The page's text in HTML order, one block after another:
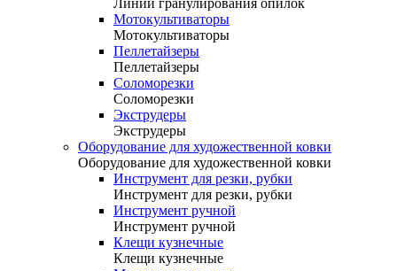
Линии гранулирования опилок
Мотокультиваторы
Мотокультиваторы
Пеллетайзеры
Пеллетайзеры
Соломорезки
Соломорезки
Экструдеры
Экструдеры
Оборудование для художественной ковки
Оборудование для художественной ковки
Инструмент для резки, рубки
Инструмент для резки, рубки
Инструмент ручной
Инструмент ручной
Клещи кузнечные
Клещи кузнечные